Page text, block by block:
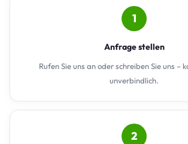
1
Anfrage stellen
Rufen Sie uns an oder schreiben Sie uns –
unverbindlich.
2